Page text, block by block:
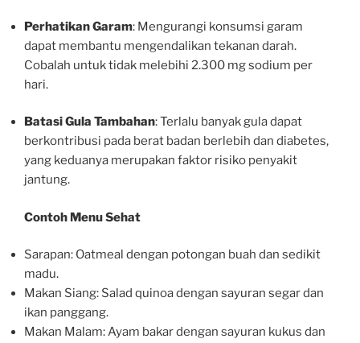
Perhatikan Garam: Mengurangi konsumsi garam
dapat membantu mengendalikan tekanan darah.
Cobalah untuk tidak melebihi 2.300 mg sodium per
hari.
Batasi Gula Tambahan: Terlalu banyak gula dapat
berkontribusi pada berat badan berlebih dan diabetes,
yang keduanya merupakan faktor risiko penyakit
jantung.
Contoh Menu Sehat
Sarapan: Oatmeal dengan potongan buah dan sedikit
madu.
Makan Siang: Salad quinoa dengan sayuran segar dan
ikan panggang.
Makan Malam: Ayam bakar dengan sayuran kukus dan